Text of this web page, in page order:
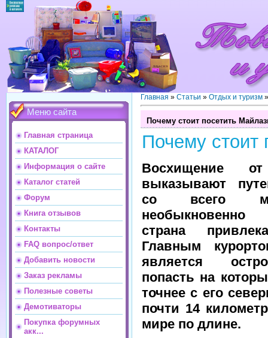
Меню сайта
Главная страница
КАТАЛОГ
Информация о сайте
Каталог статей
Форум
Книга отзывов
Контакты
FAQ вопрос/ответ
Добавить новости
Заказ рекламы
Полезные советы
Демотиваторы
Покупка форумных
акк...
Главная » Статьи » Отдых и туризм
Почему стоит посетить
Почему стоит
Восхищение
выказывают
со всего
страна
Главным
является
попасть на
точнее с его
почти 14
мире по длине.